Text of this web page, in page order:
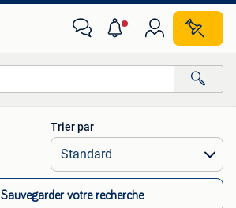
Toutes les distances…
Trier par
Sauvegarder votre recherche